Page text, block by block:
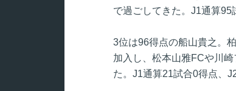
で過ごしてきた。J1通算95
3位は96得点の船山貴之。
加入し、松本山雅FCや川
た。J1通算21試合0得点、